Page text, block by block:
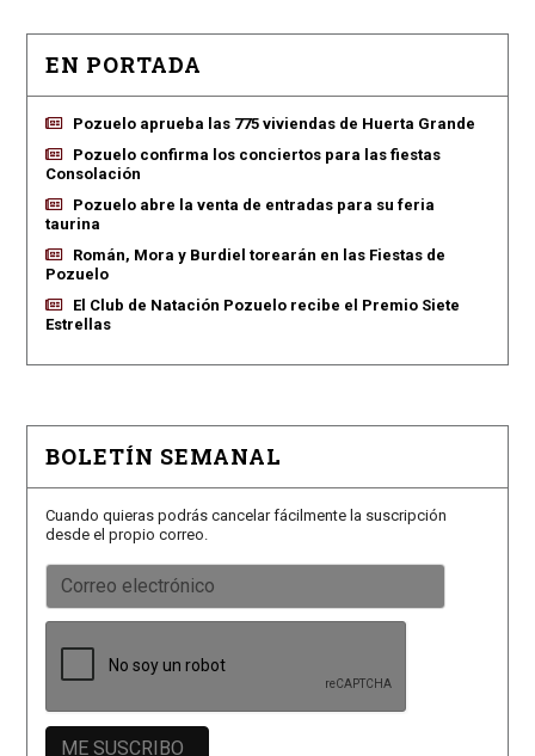
EN PORTADA
Pozuelo aprueba las 775 viviendas de Huerta Grande
Pozuelo confirma los conciertos para las fiestas
Consolación
Pozuelo abre la venta de entradas para su feria
taurina
Román, Mora y Burdiel torearán en las Fiestas de
Pozuelo
El Club de Natación Pozuelo recibe el Premio Siete
Estrellas
BOLETÍN SEMANAL
Cuando quieras podrás cancelar fácilmente la suscripción
desde el propio correo.